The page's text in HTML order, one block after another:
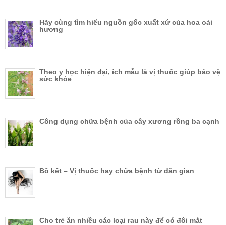
Hãy cùng tìm hiểu nguồn gốc xuất xứ của hoa oải
hương
Theo y học hiện đại, ích mẫu là vị thuốc giúp bảo vệ
sức khỏe
Công dụng chữa bệnh của cây xương rồng ba cạnh
Bồ kết – Vị thuốc hay chữa bệnh từ dân gian
Cho trẻ ăn nhiều các loại rau này để có đôi mắt